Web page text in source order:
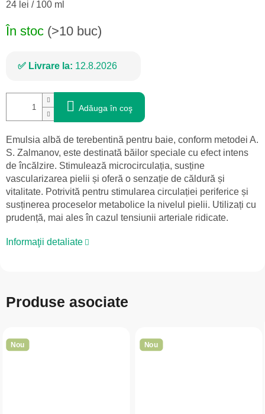
Evaluare
24 lei / 100 ml
În stoc (>10 buc)
Livrare la: 12.8.2026
Adăuga în coş
Emulsia albă de terebentină pentru baie, conform metodei A.
S. Zalmanov, este destinată băilor speciale cu efect intens
de încălzire. Stimulează microcirculația, susține
vascularizarea pielii și oferă o senzație de căldură și
vitalitate. Potrivită pentru stimularea circulației periferice și
susținerea proceselor metabolice la nivelul pielii. Utilizați cu
prudență, mai ales în cazul tensiunii arteriale ridicate.
Informaţii detaliate
Produse asociate
Nou Nou